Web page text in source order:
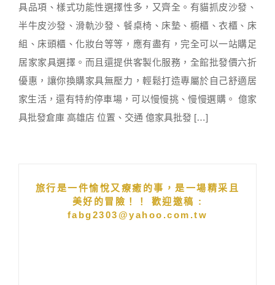
具品項、樣式功能性選擇性多，又齊全。有貓抓皮沙發、
半牛皮沙發、滑軌沙發、餐桌椅、床墊、櫥櫃、衣櫃、床
組、床頭櫃、化妝台等等，應有盡有，完全可以一站購足
居家家具選擇。而且還提供客製化服務，全館批發價六折
優惠，讓你換購家具無壓力，輕鬆打造專屬於自己舒適居
家生活，還有特約停車場，可以慢慢挑、慢慢選購。 億家
具批發倉庫 高雄店 位置、交通 億家具批發 […]
旅行是一件愉悅又療癒的事，是一場精采且
美好的冒險！！ 歡迎邀稿 :
fabg2303@yahoo.com.tw